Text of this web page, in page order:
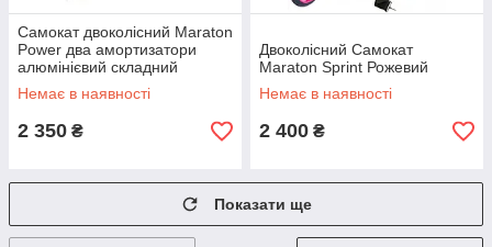
Самокат двоколісний Maraton
Power два амортизатори
алюмінієвий складний
надувні колеса 200 мм
салатовий
Немає в наявності
2 350 ₴
Двоколісний Самокат
Maraton Sprint Рожевий
Немає в наявності
2 400 ₴
Показати ще